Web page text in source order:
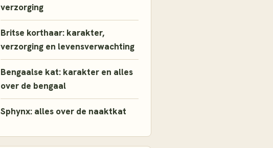
verzorging
Britse korthaar: karakter,
verzorging en levensverwachting
Bengaalse kat: karakter en alles
over de bengaal
Sphynx: alles over de naaktkat